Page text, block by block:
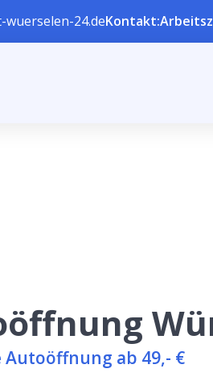
wuerselen-24.deKontakt:
Autoöffnung ab 49,- €